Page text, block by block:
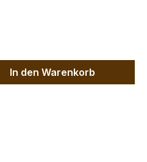
den
In den Warenkorb